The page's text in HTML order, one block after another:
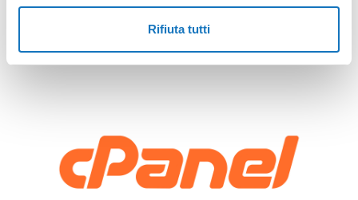
Rifiuta tutti